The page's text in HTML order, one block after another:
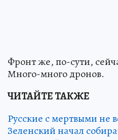
Фронт же, по-сути,
Много-много дронов.
ЧИТАЙТЕ ТАКЖЕ
Русские с мертвыми не
Зеленский начал